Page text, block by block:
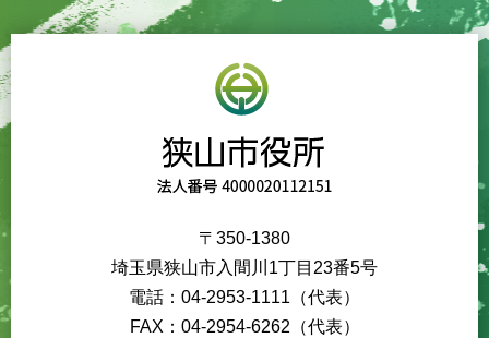
〒350-1380
埼玉県狭山市入間川1丁目23番5号
電話：04-2953-1111（代表）
FAX：04-2954-6262（代表）